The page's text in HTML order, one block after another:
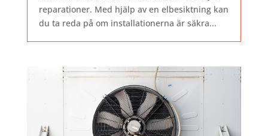
reparationer. Med hjälp av en elbesiktning kan
du ta reda på om installationerna är säkra...